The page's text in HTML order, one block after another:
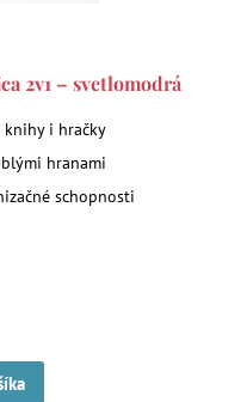
2v1 – svetlomodrá
i hračky
hranami
schopnosti